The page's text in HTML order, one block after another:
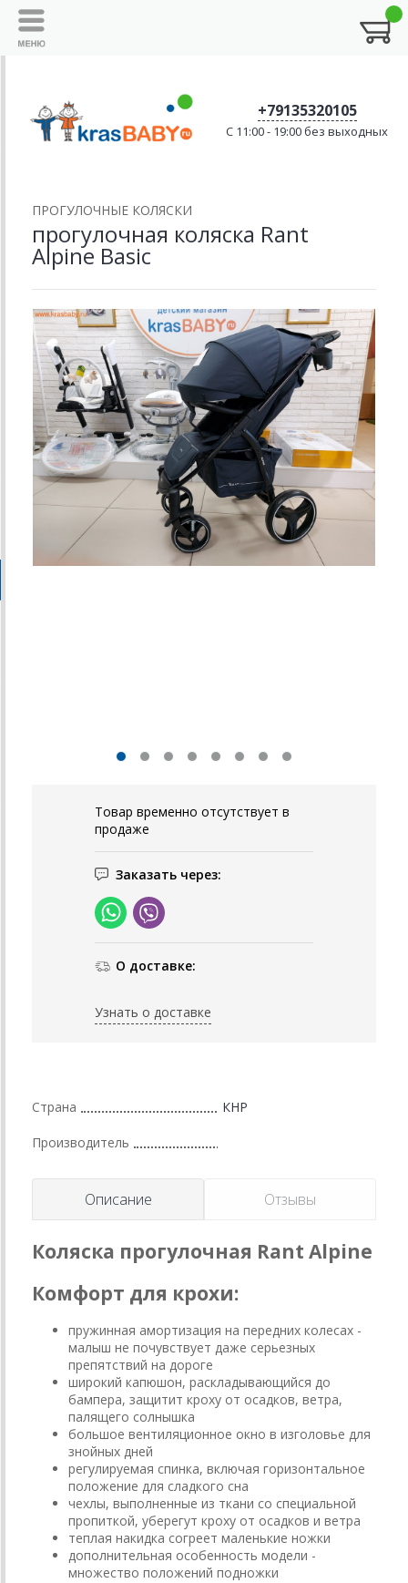
+79135320105
C 11:00 - 19:00 без выходных
ПРОГУЛОЧНЫЕ КОЛЯСКИ
прогулочная коляска Rant
Alpine Basic
Товар временно отсутствует в
продаже
Заказать через:
О доставке:
Узнать о доставке
Страна КНР
Производитель
Описание Отзывы
Коляска прогулочная Rant Alpine
Комфорт для крохи:
пружинная амортизация на передних колесах -
малыш не почувствует даже серьезных
препятствий на дороге
широкий капюшон, раскладывающийся до
бампера, защитит кроху от осадков, ветра,
палящего солнышка
большое вентиляционное окно в изголовье для
знойных дней
регулируемая спинка, включая горизонтальное
положение для сладкого сна
чехлы, выполненные из ткани со специальной
пропиткой, уберегут кроху от осадков и ветра
теплая накидка согреет маленькие ножки
дополнительная особенность модели -
множество положений подножки